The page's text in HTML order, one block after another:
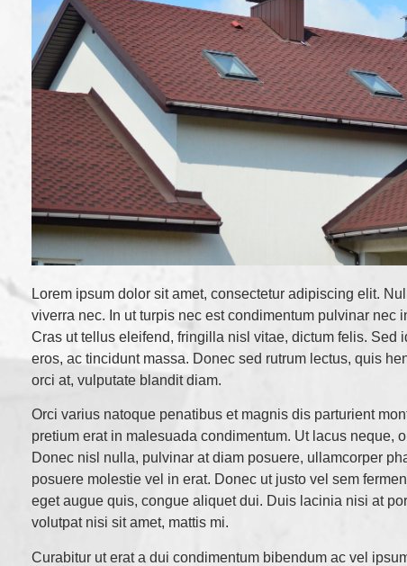
Lorem ipsum dolor sit amet, consectetur adipiscing elit.
viverra nec. In ut turpis nec est condimentum pulvinar nec
Cras ut tellus eleifend, fringilla nisl vitae, dictum felis. Sed
eros, ac tincidunt massa. Donec sed rutrum lectus, quis
orci at, vulputate blandit diam.
Orci varius natoque penatibus et magnis dis parturient
pretium erat in malesuada condimentum. Ut lacus neque,
Donec nisl nulla, pulvinar at diam posuere, ullamcorper
posuere molestie vel in erat. Donec ut justo vel sem
eget augue quis, congue aliquet dui. Duis lacinia nisi at
volutpat nisi sit amet, mattis mi.
Curabitur ut erat a dui condimentum bibendum ac vel